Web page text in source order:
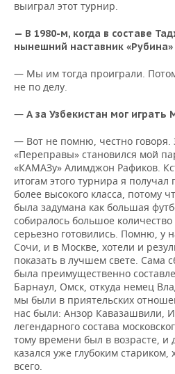
выиграл этот турнир.
— В 1980-м, когда в составе
нынешний наставник
— Мы им тогда проиграли.
не по делу.
— А за Узбекистан мог играть
— Вот не помню, честно говоря.
«Переправы» становился мой
«КАМАЗу» Алимджон Рафиков.
итогам этого турнира я
более высокого класса, потому
была задумана как большая
собиралось большое
серьезно готовились. Помню, у
Сочи, и в Москве, хотели и
показать в лучшем свете. Сама
была преимущественно
Барнаул, Омск, откуда немец
мы были в приятельских
нас были: Анзор Кавазашвили,
легендарного состава
тому времени был в возрасте, и
казался уже глубоким
всего.